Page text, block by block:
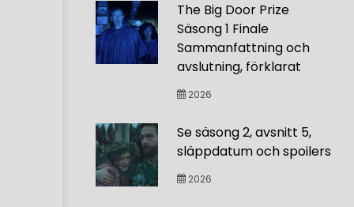
The Big Door Prize
Säsong 1 Finale
Sammanfattning och
avslutning, förklarat
2026
Se säsong 2, avsnitt 5,
släppdatum och spoilers
2026